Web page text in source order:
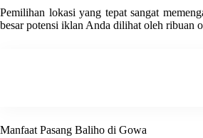
Pemilihan lokasi yang tepat sangat
besar potensi iklan Anda dilihat oleh ribuan
Manfaat Pasang Baliho di Gowa